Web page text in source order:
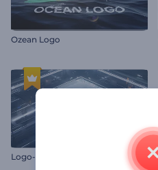
Ozean Logo
Logo-Tech-Aktivierung